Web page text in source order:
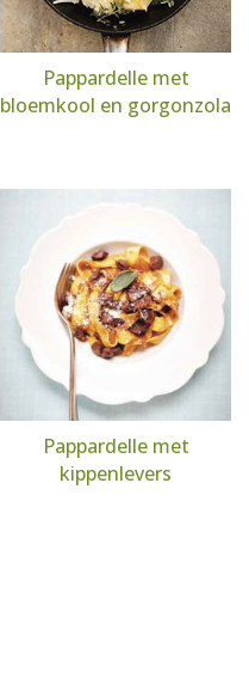
Pappardelle met
bloemkool en gorgonzola
Pappardelle met
kippenlevers